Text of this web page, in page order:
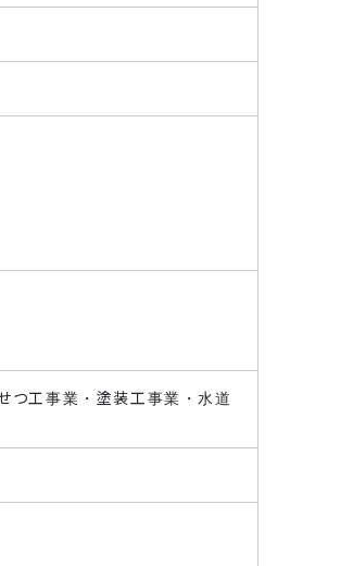
つ工事業・塗装工事業・水道